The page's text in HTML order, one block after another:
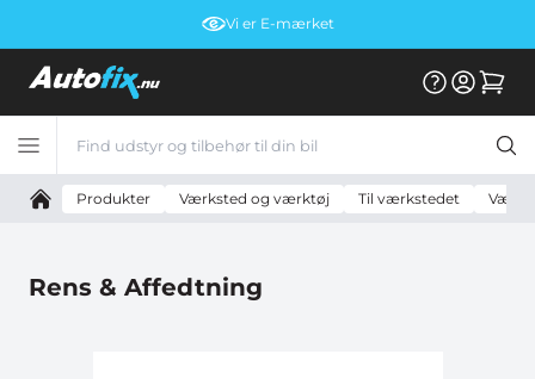
Vi er E-mærket
Produkter Værksted og værktøj Til værkstedet
Rens & Affedtning